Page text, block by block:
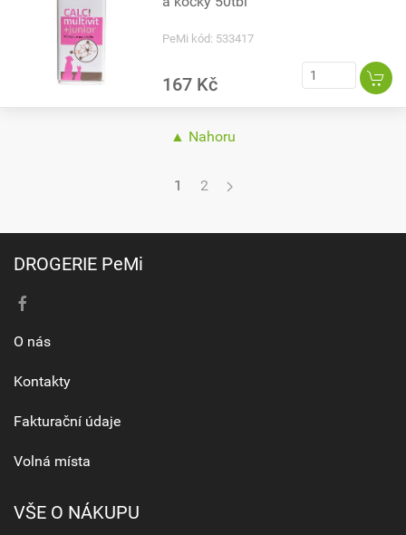
PeMi kód: 533417
167 Kč
▲ Nahoru
1 2
DROGERIE PeMi
O nás
Kontakty
Fakturační údaje
Volná místa
VŠE O NÁKUPU